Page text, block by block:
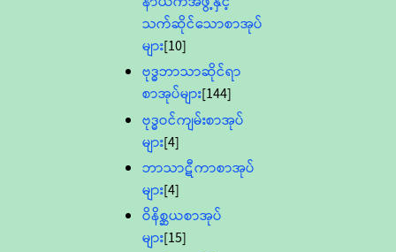
သက်ဆိုင်သောစာအုပ်
များ[10]
ဗုဒ္ဓဘာသာဆိုင်ရာ
စာအုပ်များ[144]
ဗုဒ္ဓဝင်ကျမ်းစာအုပ်
များ[4]
ဘာသာဋီကာစာအုပ်
များ[4]
ဝိနိစ္ဆယစာအုပ်
များ[15]